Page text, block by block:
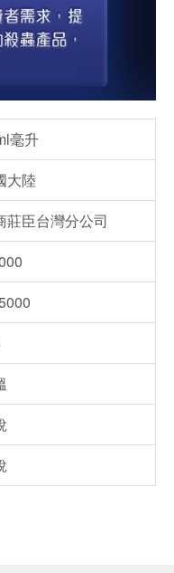
毫升
大陸
莊臣台灣分公司